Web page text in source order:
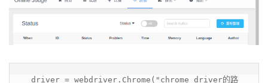
driver = webdriver.Chrome("chrome driver的路